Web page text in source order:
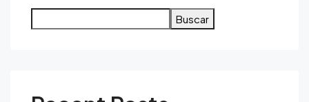
Buscar